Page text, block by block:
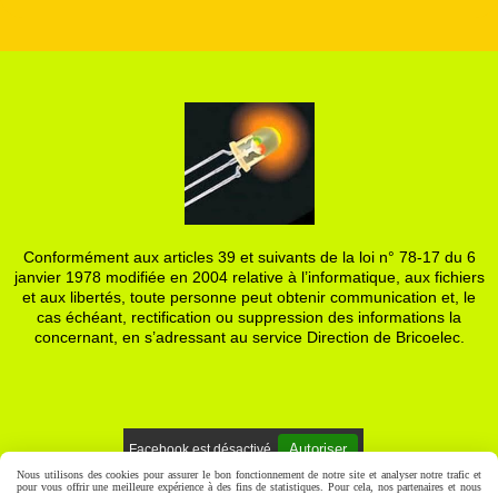
Conformément aux articles 39 et suivants de la loi n° 78-17 du 6
janvier 1978 modifiée en 2004 relative à l’informatique, aux fichiers
et aux libertés, toute personne peut obtenir communication et, le
cas échéant, rectification ou suppression des informations la
concernant, en s’adressant au service Direction de Bricoelec.
Facebook est désactivé. Autoriser
Nous utilisons des cookies pour assurer le bon fonctionnement de notre site et analyser notre trafic et
pour vous offrir une meilleure expérience à des fins de statistiques. Pour cela, nos partenaires et nous